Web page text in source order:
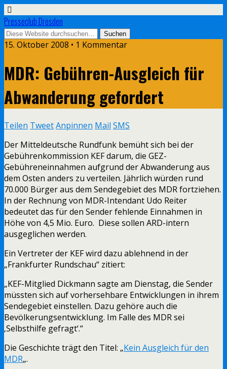
Presseclub Dresden
15. Oktober 2008 • 1 Kommentar
MDR: Gebühren-Ausgleich für
Abwanderung gefordert
Teilen TweetAnpinnen Mail SMS
Der Mitteldeutsche Rundfunk bemüht sich bei der
Gebührenkommission KEF darum, die GEZ-
Gebühreneinnahmen aufgrund der Abwanderung aus
dem Osten anders zu verteilen. Jährlich würden rund
70.000 Bürger aus dem Sendegebiet des MDR fortziehen.
In der Rechnung von MDR-Intendant Udo Reiter
bedeutet das für den Sender fehlende Einnahmen in
Höhe von 4,5 Mio. Euro. Diese sollen ARD-intern
ausgeglichen werden.
Ein Vertreter der KEF wird dazu ablehnend in der
„Frankfurter Rundschau“ zitiert:
„KEF-Mitglied Dickmann sagte am Dienstag, die Sender
müssten sich auf vorhersehbare Entwicklungen in ihrem
Sendegebiet einstellen. Dazu gehöre auch die
Bevölkerungsentwicklung. Im Falle des MDR sei
‚Selbsthilfe gefragt‘.“
Die Geschichte trägt den Titel: „Kein Ausgleich für den
MDR„.